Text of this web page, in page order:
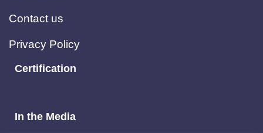
Contact us
Privacy Policy
Certification
In the Media